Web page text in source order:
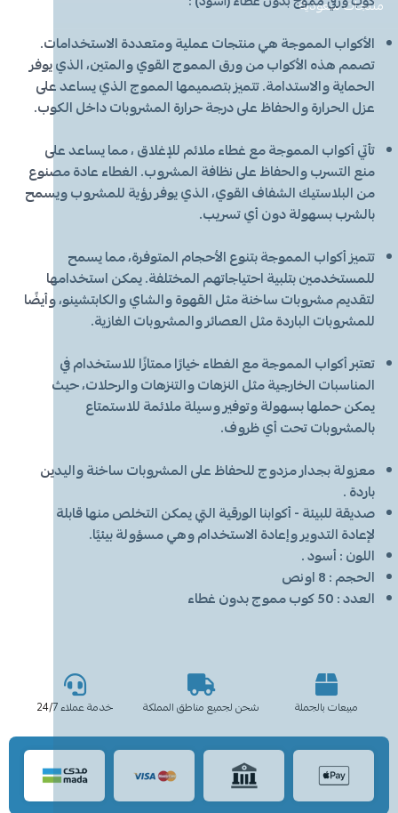
معطر جو
أخرى
قبعة الشيف
مريلة مطبخ
منشفه مايكروفايبر
قصدير ورول تغليف
سفره واكياس نفايات
ملاعق وشوك وسكاكين
الاكواب
حامل اكواب
مكنسة يد
قشاطة
ممسحه
منشفه مايكروفايبر
سلة نفايات
عصا ممسحه
منظفات اليدين
منظفات دورة مياه
معطر ومنعم ملابس
معطر جو
مزيل بقع وملمع
منظف زجاج ومتعدد الاستخدام
مزاز واعواد تحريك
عرض الكل
قفازات
كمامات
غطاء راس
غطاء ذراع
مريله مطبخ
ادوات عناية
عرض الكل
لوشن وكريم
شامبو
معقم
منشفه استخدام مرة واحدة
شامبو اطفال
كولونيا
بودرة اطفال
عرض الكل
شمعة تسخين الطعام
الحطب
منتجات سعودية
الأكواب المموجة هي منتجات عملية ومتعددة الاستخدامات.
تصمم هذه الأكواب من ورق المموج القوي والمتين، الذي يوفر
الحماية والاستدامة. تتميز بتصميمها المموج الذي يساعد على
عزل الحرارة والحفاظ على درجة حرارة المشروبات داخل الكوب.
تأتي أكواب المموجة مع غطاء ملائم للإغلاق ، مما يساعد على
منع التسرب والحفاظ على نظافة المشروب. الغطاء عادة مصنوع
من البلاستيك الشفاف القوي، الذي يوفر رؤية للمشروب ويسمح
بالشرب بسهولة دون أي تسريب.
تتميز أكواب المموجة بتنوع الأحجام المتوفرة، مما يسمح
للمستخدمين بتلبية احتياجاتهم المختلفة. يمكن استخدامها
لتقديم مشروبات ساخنة مثل القهوة والشاي والكابتشينو، وأيضًا
للمشروبات الباردة مثل العصائر والمشروبات الغازية.
تعتبر أكواب المموجة مع الغطاء خيارًا ممتازًا للاستخدام في
المناسبات الخارجية مثل النزهات والتنزهات والرحلات، حيث
يمكن حملها بسهولة وتوفير وسيلة ملائمة للاستمتاع
بالمشروبات تحت أي ظروف.
معزولة بجدار مزدوج للحفاظ على المشروبات ساخنة واليدين
باردة .
صديقة للبيئة - أكوابنا الورقية التي يمكن التخلص منها قابلة
لإعادة التدوير وإعادة الاستخدام وهي مسؤولة بيئيًا.
اللون : أسود .
الحجم : 8 اونص
العدد : 50 كوب مموج بدون غطاء
مبيعات بالجملة شحن لجميع مناطق المملكة خدمة عملاء 24/7